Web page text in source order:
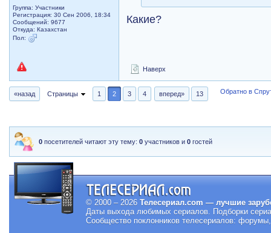
Группа: Участники
Регистрация: 30 Сен 2006, 18:34
Сообщений: 9677
Откуда: Казахстан
Пол:
Какие?
Наверх
«назад Страницы 1 2 3 4 вперед» 13 Обратно в
0 посетителей читают эту тему:0 участников и0 гостей
© 2000 – 2026 Телесериал.com — лучшие
Даты выхода любимых сериалов. Подборки
Сообщество поклонников телесериалов: